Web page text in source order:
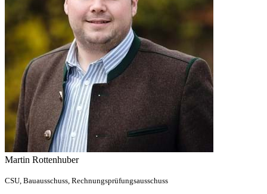
Martin Rottenhuber
CSU, Bauausschuss, Rechnungsprüfungsausschuss